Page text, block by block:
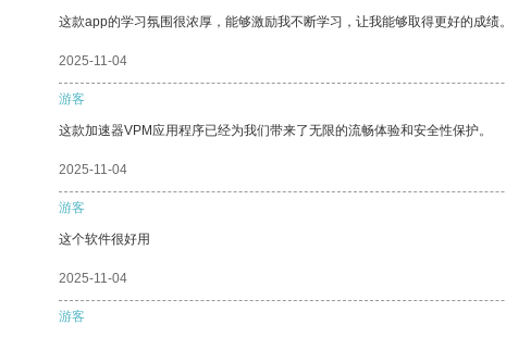
这款app的学习氛围很浓厚，能够激励我不断学习，让我能够取得更好的成绩。
2025-11-04
游客
这款加速器VPM应用程序已经为我们带来了无限的流畅体验和安全性保护。
2025-11-04
游客
这个软件很好用
2025-11-04
游客